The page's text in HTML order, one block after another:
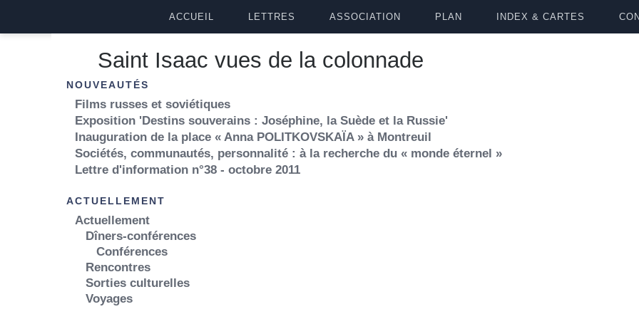
ACCUEIL LETTRES ASSOCIATION PLAN INDEX & CARTES
Saint Isaac vues de la colonnade
NOUVEAUTÉS
Films russes et soviétiques
Exposition 'Destins souverains : Joséphine, la Suède et la Russie'
Inauguration de la place « Anna POLITKOVSKAÏA » à Montreuil
Sociétés, communautés, personnalité : à la recherche du « monde éternel »
Lettre d'information n°38 - octobre 2011
ACTUELLEMENT
Actuellement
Dîners-conférences
Conférences
Rencontres
Sorties culturelles
Voyages